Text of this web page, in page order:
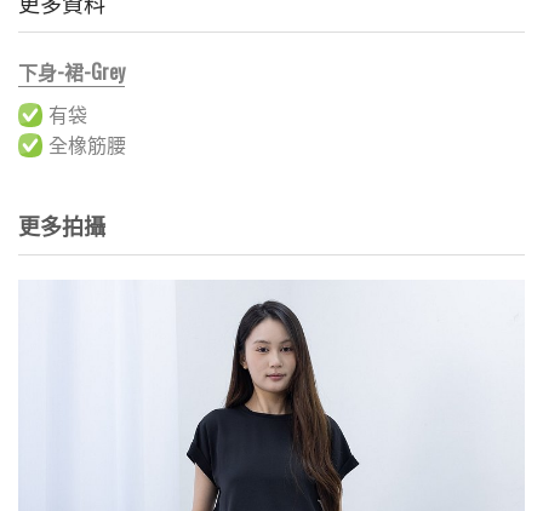
下身-裙-Grey
有袋
全橡筋腰
更多拍攝